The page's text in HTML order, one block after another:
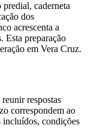
caderneta
dos
acrescenta a
Esta preparação
em Vera Cruz.
respostas
correspondem ao
incluídos, condições